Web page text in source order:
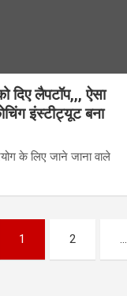
दिए लैपटॉप,,, ऐसा
इंस्टीट्यूट बना
के लिए जाने जाना वाले
1 2 …